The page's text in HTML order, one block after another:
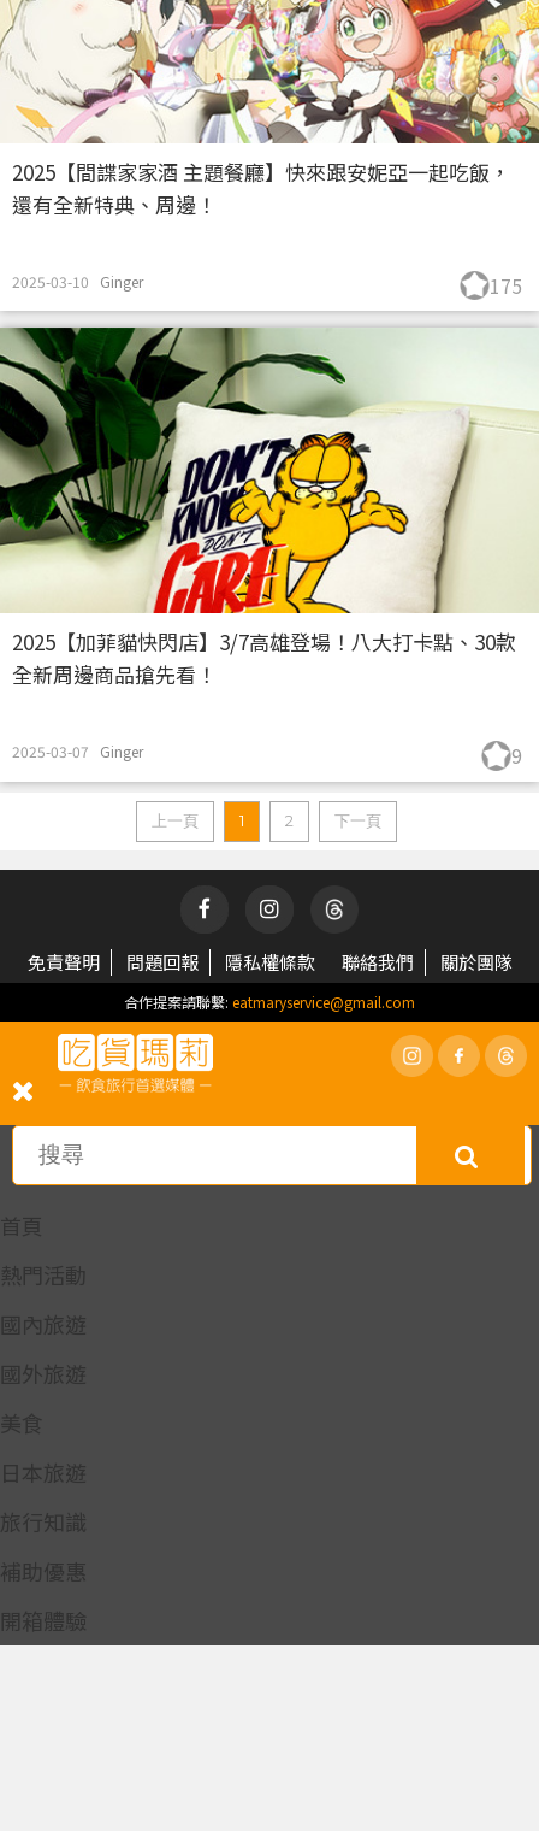
2025【間諜家家酒 主題餐廳】快來跟安妮亞一起吃飯，
還有全新特典、周邊！
2025-03-10 Ginger 175
2025【加菲貓快閃店】3/7高雄登場！八大打卡點、30款
全新周邊商品搶先看！
2025-03-07 Ginger 9
上一頁 1 2 下一頁
免責聲明 問題回報 隱私權條款 聯絡我們 關於團隊
合作提案請聯繫: eatmaryservice@gmail.com
首頁
熱門活動
國內旅遊
國外旅遊
美食
日本旅遊
旅行知識
補助優惠
開箱體驗